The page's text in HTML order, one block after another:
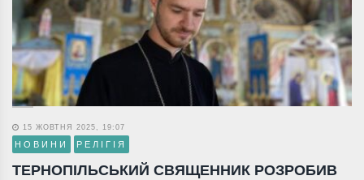
15 ЖОВТНЯ 2025, 19:07
НОВИНИ РЕЛІГІЯ
ТЕРНОПІЛЬСЬКИЙ СВЯЩЕННИК РОЗРОБИВ